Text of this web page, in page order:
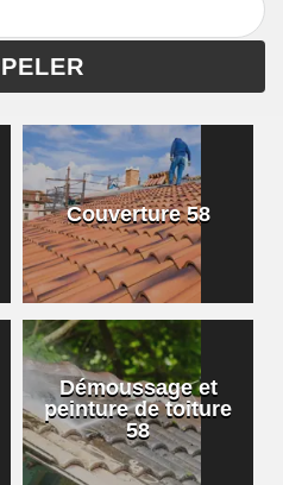
Couverture 58
Démoussage et
peinture de toiture
58